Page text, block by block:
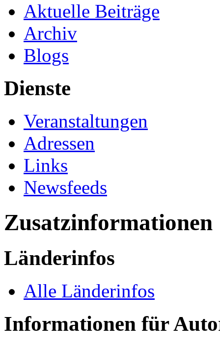
Aktuelle Beiträge
Archiv
Blogs
Dienste
Veranstaltungen
Adressen
Links
Newsfeeds
Zusatzinformationen
Länderinfos
Alle Länderinfos
Informationen für